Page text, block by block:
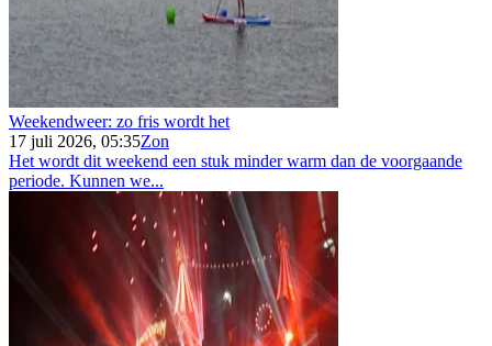
Weekendweer: zo fris wordt het
17 juli 2026, 05:35Zon
Het wordt dit weekend een stuk minder warm dan de voorgaande
periode. Kunnen we...